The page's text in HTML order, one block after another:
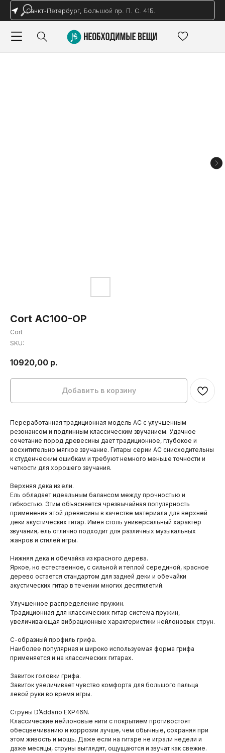
Санкт-Петербург, Большой пр. П. С. 41Б.
Cort AC100-OP
Cort
SKU:
10920,00 р.
Добавить в корзину
Переработанная традиционная модель AC с улучшенным
резонансом и подлинным классическим звучанием. Удачное
сочетание пород древесины дает традиционное, глубокое и
восхитительно мягкое звучание. Гитары серии AC снисходительны
к студенческим ошибкам и требуют немного меньше точности и
четкости для хорошего звучания.
Верхняя дека из ели.
Ель обладает идеальным балансом между прочностью и
гибкостью. Этим объясняется чрезвычайная популярность
применения этой древесины в качестве материала для верхней
деки акустических гитар. Имея столь универсальный характер
звучания, ель отлично подходит для различных музыкальных
жанров и стилей игры.
Нижняя дека и обечайка из красного дерева.
Яркое, но естественное, с сильной и теплой серединой, красное
дерево остается стандартом для задней деки и обечайки
акустических гитар в течении многих десятилетий.
Улучшенное распределение пружин.
Традиционная для классических гитар система пружин,
увеличивающая вибрационные характеристики нейлоновых струн.
С-образный профиль грифа.
Наиболее популярная и широко используемая форма грифа
применяется и на классических гитарах.
Завиток головки грифа.
Завиток увеличивает чувство комфорта для большого пальца
левой руки во время игры.
Струны D’Addario EXP46N.
Классические нейлоновые нити с покрытием противостоят
обесцвечиванию и коррозии лучше, чем обычные, сохраняя при
этом живость и мощь. Даже если на гитаре не играли недели и
даже месяцы, струны выглядят, ощущаются и звучат как свежие.